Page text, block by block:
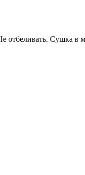
отбеливать. Сушка в